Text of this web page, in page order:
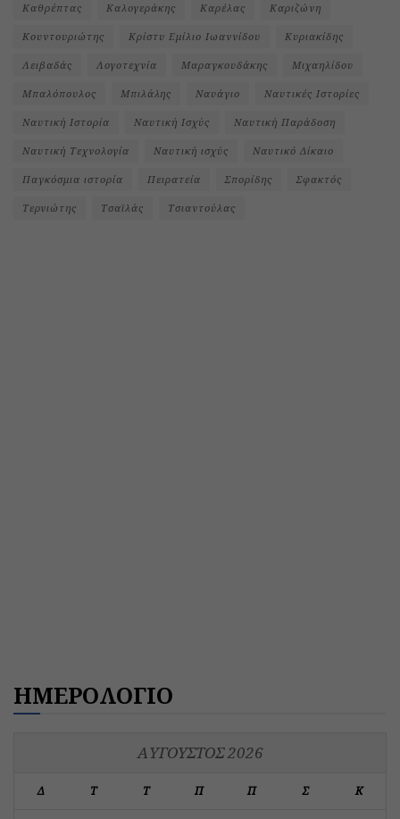
Καθρέπτας Καλογεράκης Καρέλας Καριζώνη
Κουντουριώτης Κρίστυ Εμίλιο Ιωαννίδου Κυριακίδης
Λειβαδάς Λογοτεχνία Μαραγκουδάκης Μιχαηλίδου
Μπαλόπουλος Μπιλάλης Ναυάγιο Ναυτικές Ιστορίες
Ναυτική Ιστορία Ναυτική Ισχύς Ναυτική Παράδοση
Ναυτική Τεχνολογία Ναυτική ισχύς Ναυτικό Δίκαιο
Παγκόσμια ιστορία Πειρατεία Σπορίδης Σφακτός
Τερνιώτης Τσαϊλάς Τσιαντούλας
ΗΜΕΡΟΛΟΓΙΟ
ΑΎΓΟΥΣΤΟΣ 2026
Δ Τ Τ Π Π Σ Κ